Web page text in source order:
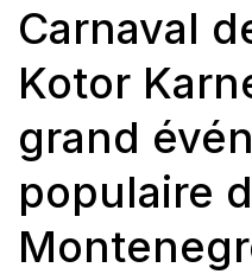
Carnaval
Kotor
grand
populaire